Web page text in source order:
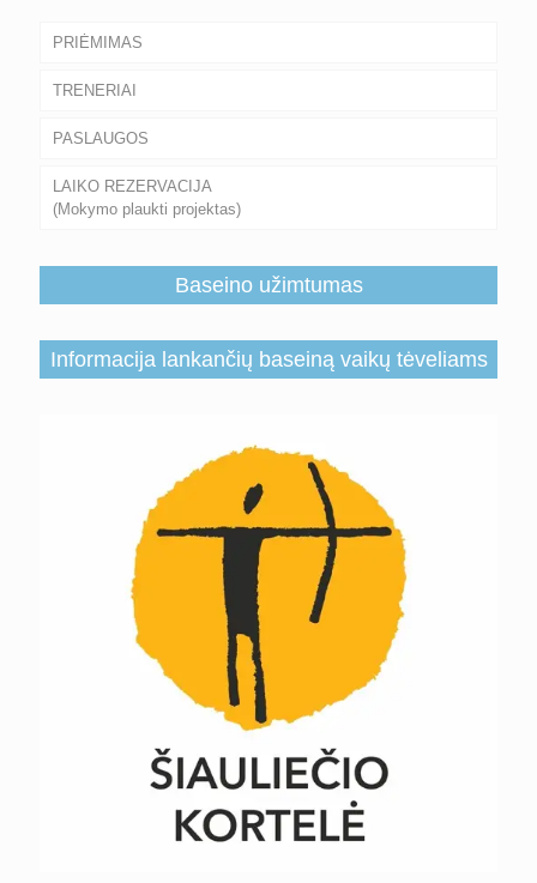
PRIĖMIMAS
TRENERIAI
PASLAUGOS
LAIKO REZERVACIJA
(Mokymo plaukti projektas)
Baseino užimtumas
Informacija lankančių baseiną vaikų tėveliams